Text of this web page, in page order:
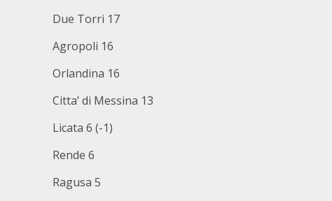
Due Torri 17
Agropoli 16
Orlandina 16
Citta’ di Messina 13
Licata 6 (-1)
Rende 6
Ragusa 5